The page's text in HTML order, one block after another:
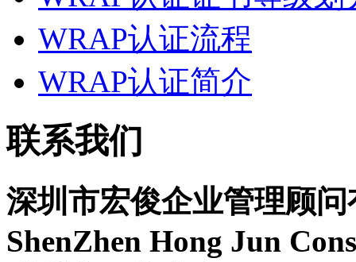
WRAP认证流程
WRAP认证简介
联系我们
深圳市宏俊企业管理顾
ShenZhen Hong Jun